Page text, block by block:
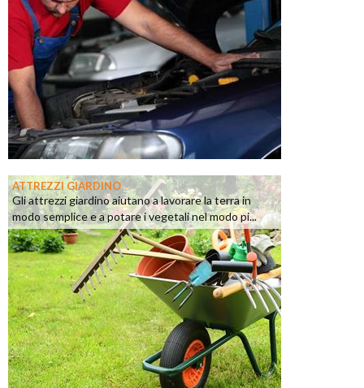
ATTREZZI GIARDINO
Gli attrezzi giardino aiutano a lavorare la terra in
modo semplice e a potare i vegetali nel modo pi...